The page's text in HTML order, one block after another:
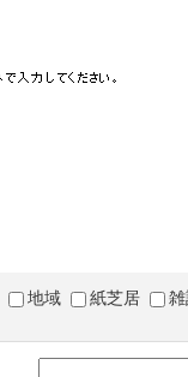
地域 紙芝居